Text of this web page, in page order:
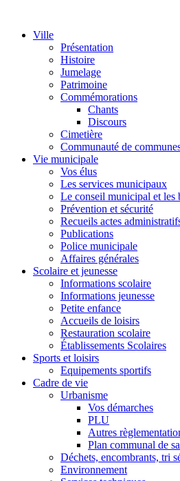
Ville
Présentation
Histoire
Jumelage
Patrimoine
Commémorations
Chants
Discours
Cimetière
Communauté de
Vie municipale
Vos élus
Les services municipaux
Le conseil municipal et les
Prévention et sécurité
Recueils actes
Publications
Police municipale
Affaires générales
Scolaire et jeunesse
Informations scolaire
Informations jeunesse
Petite enfance
Accueils de loisirs
Restauration scolaire
Établissements Scolaires
Sports et loisirs
Equipements sportifs
Cadre de vie
Urbanisme
Vos démarches
PLU
Autres
Plan communal de
Déchets, encombrants, tri
Environnement